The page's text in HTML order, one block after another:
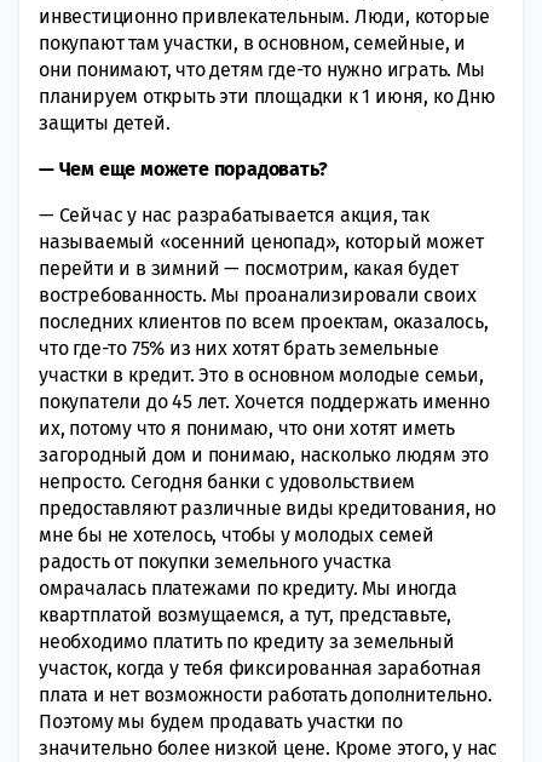
инвестиционно привлекательным. Люди, которые
покупают там участки, в основном, семейные, и
они понимают, что детям где-то нужно играть. Мы
планируем открыть эти площадки к 1 июня, ко Дню
защиты детей.
— Чем еще можете порадовать?
— Сейчас у нас разрабатывается акция, так
называемый «осенний ценопад», который может
перейти и в зимний — посмотрим, какая будет
востребованность. Мы проанализировали своих
последних клиентов по всем проектам, оказалось,
что где-то 75% из них хотят брать земельные
участки в кредит. Это в основном молодые семьи,
покупатели до 45 лет. Хочется поддержать именно
их, потому что я понимаю, что они хотят иметь
загородный дом и понимаю, насколько людям это
непросто. Сегодня банки с удовольствием
предоставляют различные виды кредитования, но
мне бы не хотелось, чтобы у молодых семей
радость от покупки земельного участка
омрачалась платежами по кредиту. Мы иногда
квартплатой возмущаемся, а тут, представьте,
необходимо платить по кредиту за земельный
участок, когда у тебя фиксированная заработная
плата и нет возможности работать дополнительно.
Поэтому мы будем продавать участки по
значительно более низкой цене. Кроме этого, у нас